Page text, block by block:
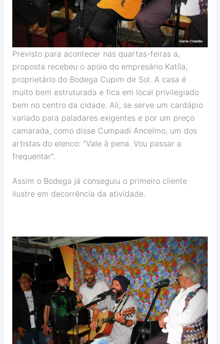
Previsto para acontecer nas quartas-feiras a,
proposta recebeu o apoio do empresário Katíla,
proprietário do Bodega Cupim de Sol. A casa é
muito bem estruturada e fica em local privilegiado
bem no centro da cidade. Ali, se serve um cardápio
variado para paladares exigentes e por um preço
camarada, como disse Cumpadi Ancelmo, um dos
artistas do elenco: “Vale à pena. Vou passar a
frequentar”.
Assim o Bodega já conseguiu o primeiro cliente
ilustre em decorrência da atividade.